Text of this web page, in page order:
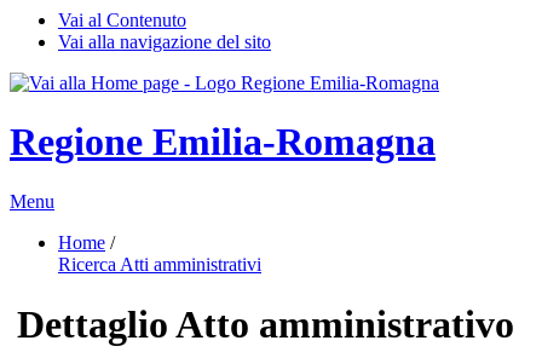
Vai al Contenuto
Vai alla navigazione del sito
Regione Emilia-Romagna
Menu
Home /
Ricerca Atti amministrativi
Dettaglio Atto amministrativo